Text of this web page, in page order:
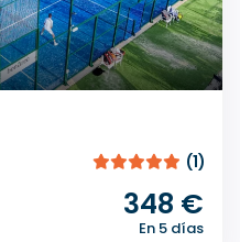
(1)
348 €
En 5 días